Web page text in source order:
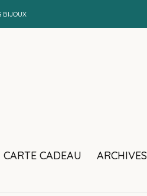
BIJOUX
CARTE CADEAU ARCHIVES